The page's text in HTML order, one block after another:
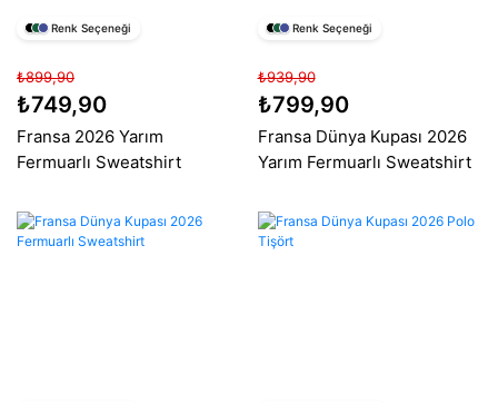
Renk Seçeneği
₺899,90
₺749,90
Fransa 2026 Yarım
Fermuarlı Sweatshirt
Renk Seçeneği
₺939,90
₺799,90
Fransa Dünya Kupası 2026
Yarım Fermuarlı Sweatshirt